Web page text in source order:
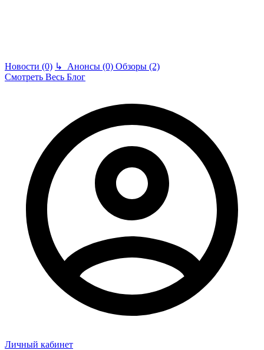
Новости (0) ↳ Анонсы (0) Обзоры (2)
Смотреть Весь Блог
Личный кабинет